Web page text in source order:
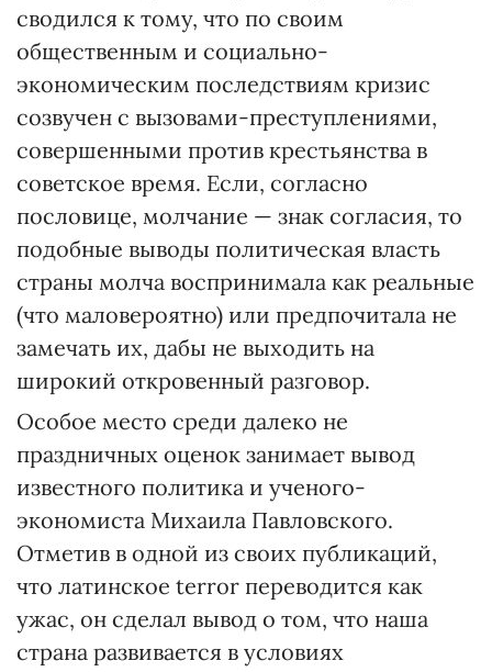
сводился к тому, что по своим
общественным и социально-
экономическим последствиям кризис
созвучен с вызовами-преступлениями,
совершенными против крестьянства в
советское время. Если, согласно
пословице, молчание — знак согласия, то
подобные выводы политическая власть
страны молча воспринимала как реальные
(что маловероятно) или предпочитала не
замечать их, дабы не выходить на
широкий откровенный разговор.
Особое место среди далеко не
праздничных оценок занимает вывод
известного политика и ученого-
экономиста Михаила Павловского.
Отметив в одной из своих публикаций,
что латинское terror переводится как
ужас, он сделал вывод о том, что наша
страна развивается в условиях